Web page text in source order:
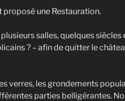
proposé une Restauration.
salles, quelques
? – afin de quitter le
verres, les grondements
parties belligérantes.